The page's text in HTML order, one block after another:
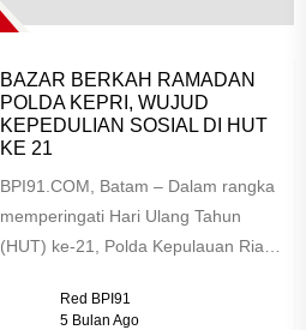
BAZAR BERKAH RAMADAN
POLDA KEPRI, WUJUD
KEPEDULIAN SOSIAL DI HUT
KE 21
BPI91.COM, Batam – Dalam rangka
memperingati Hari Ulang Tahun
(HUT) ke-21, Polda Kepulauan Riau
Ramadan 1447...
Red BPI91
5 Bulan Ago